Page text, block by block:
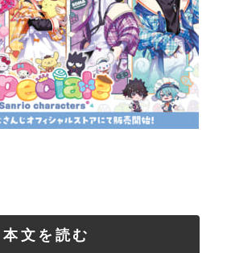
本文を読む